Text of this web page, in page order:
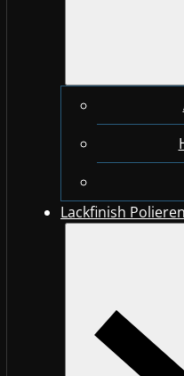
Lackfinish